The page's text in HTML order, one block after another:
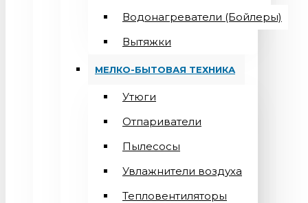
Водонагреватели (Бойлеры)
Вытяжки
МЕЛКО-БЫТОВАЯ ТЕХНИКА
Утюги
Отпариватели
Пылесосы
Увлажнители воздуха
Тепловентиляторы